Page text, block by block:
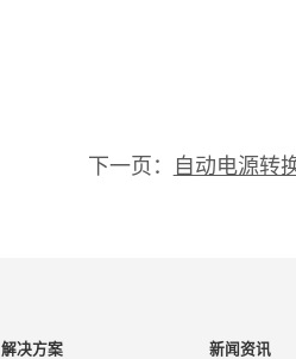
下一页： 自动电源转
解决方案 新闻资讯